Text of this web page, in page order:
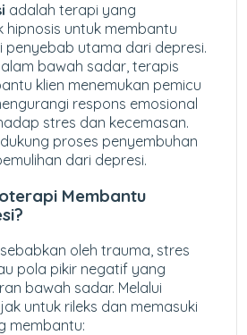
adalah terapi yang
hipnosis untuk membantu
penyebab utama dari depresi.
bawah sadar, terapis
klien menemukan pemicu
respons emosional
stres dan kecemasan.
proses penyembuhan
dari depresi.
Membantu
oleh trauma, stres
pola pikir negatif yang
bawah sadar. Melalui
untuk rileks dan memasuki
membantu: